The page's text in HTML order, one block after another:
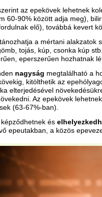
az epekövek lehetnek
60-90% között adja meg),
elő), továbbá kevert
a mértani alakzatok
tojás, kúp, csonka kúp
eperszerűen hozhatnak
nagyság megtalálható a
kitölthetik az
elterjedésével
Az epekövek
(63-67%-ban).
és
epeutakban, a közös